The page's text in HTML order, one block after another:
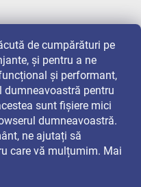
de cumpărături pe
și pentru a ne
și performant,
pentru
sunt fișiere mici
dumneavoastră.
ne ajutați să
care vă mulțumim. Mai
urmăriți-ne pe: